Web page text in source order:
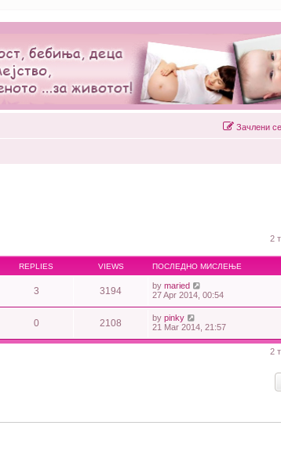
Зачлени се
2
REPLIES VIEWS ПОСЛЕДНО МИСЛЕЊЕ
3 3194 by maried
27 Apr 2014, 00:54
0 2108 by pinky
21 Mar 2014, 21:57
2